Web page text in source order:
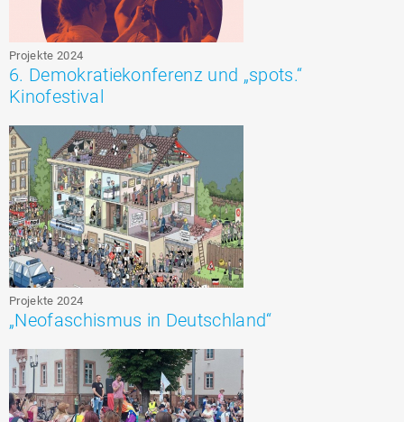
Projekte 2024
6. Demokratiekonferenz und „spots.“
Kinofestival
Projekte 2024
„Neofaschismus in Deutschland“